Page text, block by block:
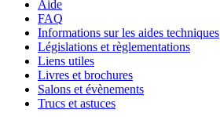
Aide
FAQ
Informations sur les aides techniques
Législations et règlementations
Liens utiles
Livres et brochures
Salons et évènements
Trucs et astuces